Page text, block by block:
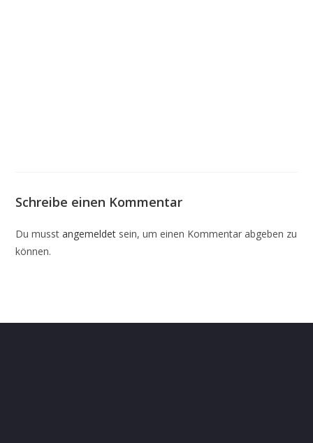
Schreibe einen Kommentar
Du musstangemeldet sein, um einen Kommentar abgeben zu
können.